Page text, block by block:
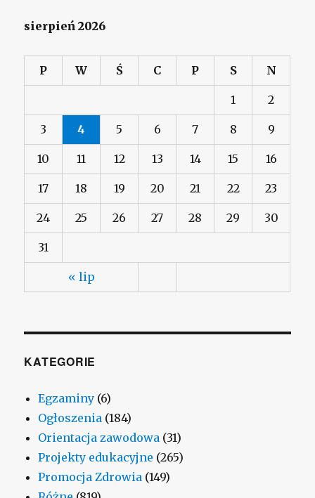
sierpień 2026
P W Ś C P S N
« lip
1 2
3 4 5 6 7 8 9
10 11 12 13 14 15 16
17 18 19 20 21 22 23
24 25 26 27 28 29 30
31
KATEGORIE
Egzaminy (6)
Ogłoszenia (184)
Orientacja zawodowa (31)
Projekty edukacyjne (265)
Promocja Zdrowia (149)